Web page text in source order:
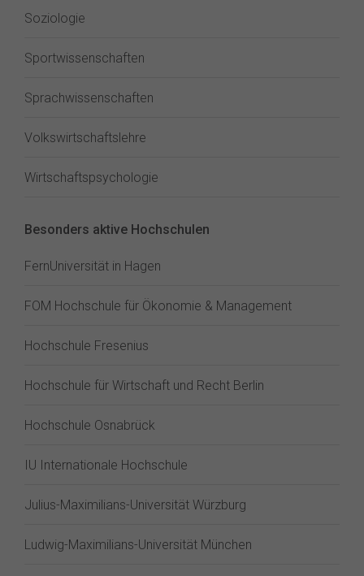
Soziologie
Sportwissenschaften
Sprachwissenschaften
Volkswirtschaftslehre
Wirtschaftspsychologie
Besonders aktive Hochschulen
FernUniversität in Hagen
FOM Hochschule für Ökonomie & Management
Hochschule Fresenius
Hochschule für Wirtschaft und Recht Berlin
Hochschule Osnabrück
IU Internationale Hochschule
Julius-Maximilians-Universität Würzburg
Ludwig-Maximilians-Universität München